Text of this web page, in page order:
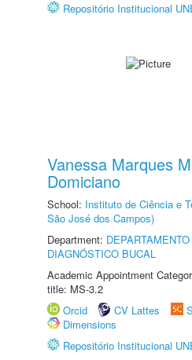
Repositório Institucional
Vanessa Marques
Domiciano
School: Instituto de Ciência e
São José dos Campos)
Department:
DIAGNÓSTICO BUCAL
Academic Appointment
title: MS-3.2
Orcid
CV Lattes
Dimensions
Repositório Institucional